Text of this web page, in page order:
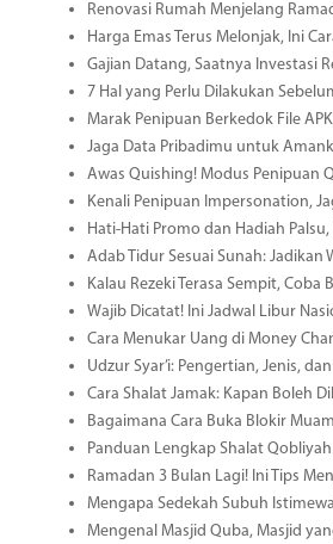
Renovasi Rumah Menjelang
Harga Emas Terus Melonjak, Ini
Gajian Datang, Saatnya Investasi
7 Hal yang Perlu Dilakukan
Marak Penipuan Berkedok File
Jaga Data Pribadimu untuk
Awas Quishing! Modus Penipuan
Kenali Penipuan Impersonation,
Hati-Hati Promo dan Hadiah
Adab Tidur Sesuai Sunah:
Kalau Rezeki Terasa Sempit, Coba
Wajib Dicatat! Ini Jadwal Libur
Cara Menukar Uang di Money
Udzur Syar’i: Pengertian, Jenis,
Cara Shalat Jamak: Kapan Boleh
Bagaimana Cara Buka Blokir
Panduan Lengkap Shalat
Ramadan 3 Bulan Lagi! Ini Tips
Mengapa Sedekah Subuh
Mengenal Masjid Quba, Masjid